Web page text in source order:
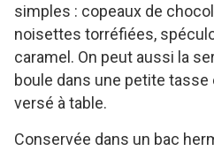
simples : copeaux de
noisettes torréfiées,
caramel. On peut aussi la
boule dans une petite
versé à table.
Conservée dans un bac